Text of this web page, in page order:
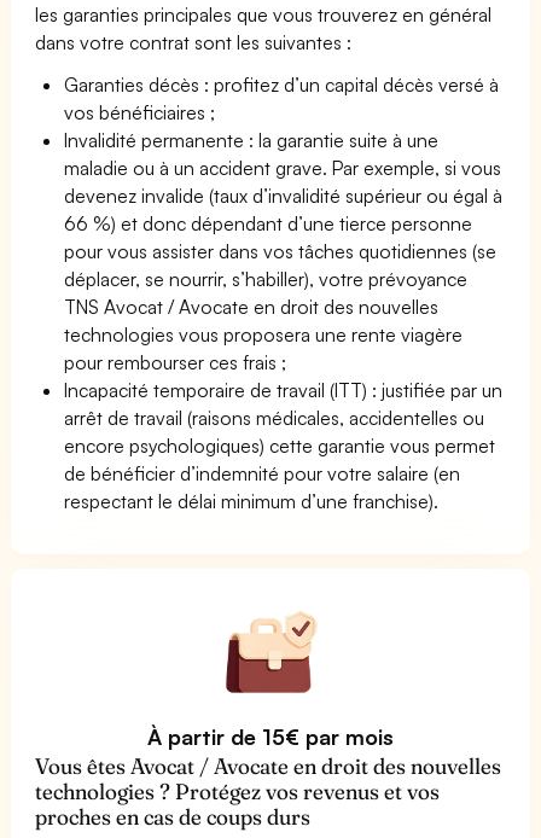
les garanties principales que vous trouverez en général
dans votre contrat sont les suivantes :
Garanties décès : profitez d’un capital décès versé à
vos bénéficiaires ;
Invalidité permanente : la garantie suite à une
maladie ou à un accident grave. Par exemple, si vous
devenez invalide (taux d’invalidité supérieur ou égal à
66 %) et donc dépendant d’une tierce personne
pour vous assister dans vos tâches quotidiennes (se
déplacer, se nourrir, s’habiller), votre prévoyance
TNS Avocat / Avocate en droit des nouvelles
technologies vous proposera une rente viagère
pour rembourser ces frais ;
Incapacité temporaire de travail (ITT) : justifiée par un
arrêt de travail (raisons médicales, accidentelles ou
encore psychologiques) cette garantie vous permet
de bénéficier d’indemnité pour votre salaire (en
respectant le délai minimum d’une franchise).
À partir de 15€ par mois
Vous êtes Avocat / Avocate en droit des nouvelles
technologies ? Protégez vos revenus et vos
proches en cas de coups durs